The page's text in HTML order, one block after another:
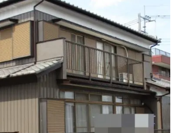
リパテで補修します。破風板・幕板は下
目地のシーリングも丁寧に打ち替えま